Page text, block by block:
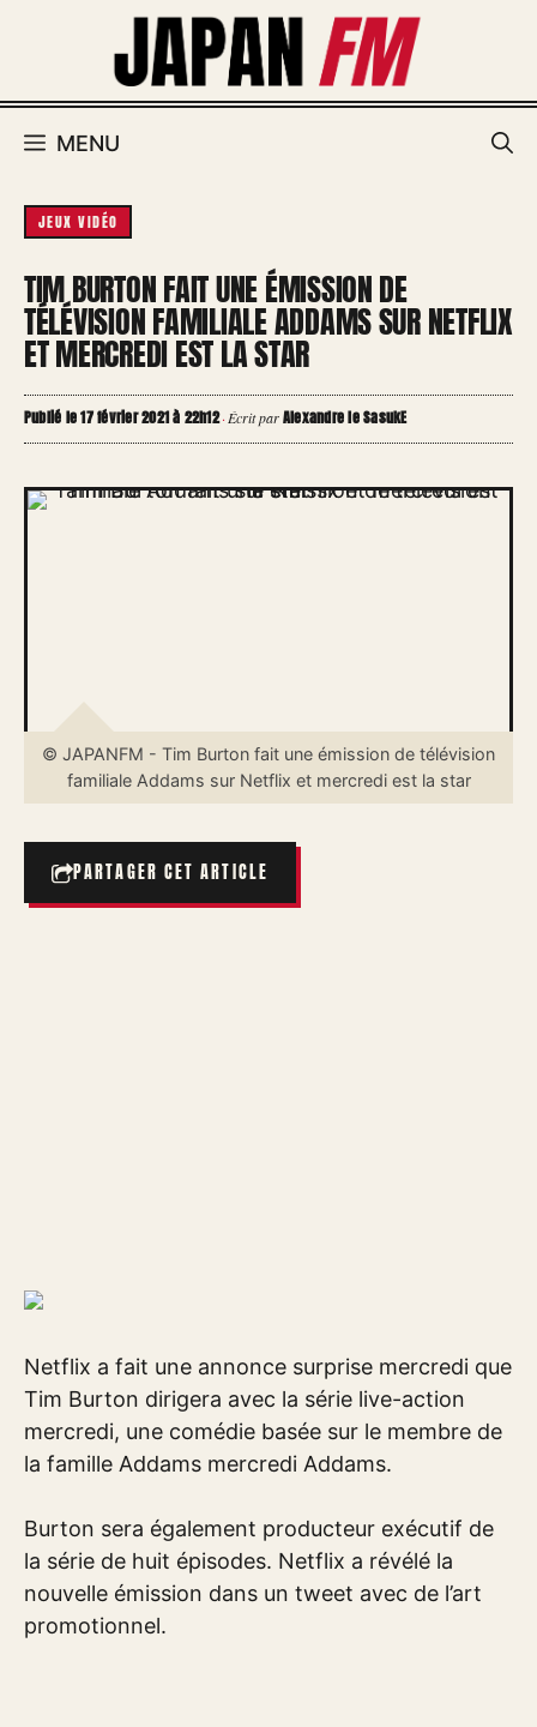
MENU
JEUX VIDÉO
TIM BURTON FAIT UNE ÉMISSION DE
TÉLÉVISION FAMILIALE ADDAMS SUR NETFLIX
ET MERCREDI EST LA STAR
Publié le 17 février 2021 à 22h12·Écrit parAlexandre le SasukE
© JAPANFM - Tim Burton fait une émission de télévision
familiale Addams sur Netflix et mercredi est la star
PARTAGER CET ARTICLE
Netflix a fait une annonce surprise mercredi que
Tim Burton dirigera avec la série live-action
mercredi, une comédie basée sur le membre de
la famille Addams mercredi Addams.
Burton sera également producteur exécutif de
la série de huit épisodes. Netflix a révélé la
nouvelle émission dans un tweet avec de l’art
promotionnel.